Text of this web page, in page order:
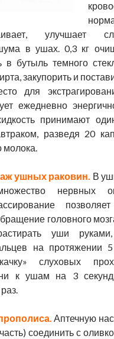
улучшает
в ушах. 0,3 кг
в бутыль темного
закупорить и
для
ежедневно
принимают
разведя 20
молока.
ушных раковин. В
нервных
головного
уши
на протяжении
слуховых
к ушам на 3
Аптечную
соединить с